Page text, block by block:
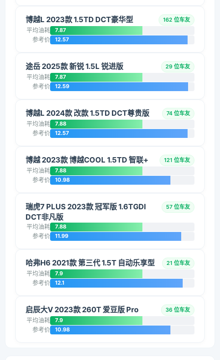
博越L 2023款 1.5TD DCT豪华型 162 位车友
平均油耗 7.87
参考价 12.57
途岳 2025款 新锐 1.5L 锐进版 29 位车友
平均油耗 7.87
参考价 12.59
博越L 2024款 改款 1.5TD DCT尊贵版 74 位车友
平均油耗 7.88
参考价 12.57
博越 2023款 博越COOL 1.5TD 智联+ 121 位车友
平均油耗 7.88
参考价 10.98
瑞虎7 PLUS 2023款 冠军版 1.6TGDI
DCT非凡版
57 位车友
平均油耗 7.88
参考价 11.99
哈弗H6 2021款 第三代 1.5T 自动乐享型 21 位车友
平均油耗 7.9
参考价 12.1
启辰大V 2023款 260T 爱豆版 Pro 36 位车友
平均油耗 7.9
参考价 10.98